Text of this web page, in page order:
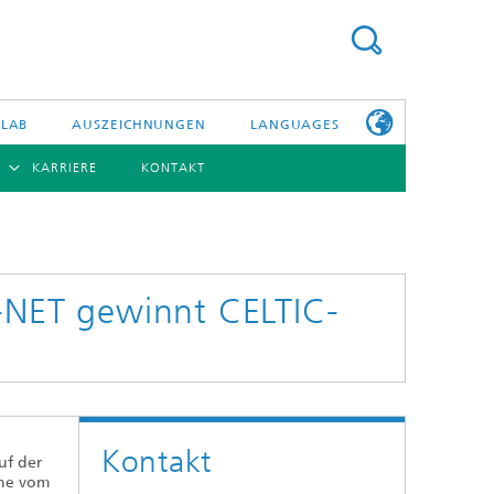
AUSZEICHNUNGEN LANGUAGES
Technologie und Infrastruktur
Faseroptische Sensorsysteme
KARRIERE
INFOS ZUM
HHI ALS
ARBEITGEBER
KONTAKT
gewinnt CELTIC-
der
vom
Kontakt